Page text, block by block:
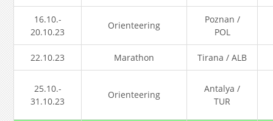
16.10.-
20.10.23
Orienteering
Poznan /
POL
22.10.23 Marathon Tirana / ALB
25.10.-
31.10.23
Orienteering
Antalya /
TUR